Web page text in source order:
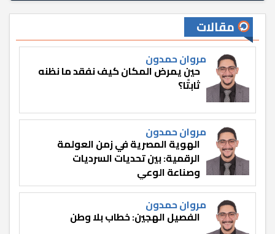
مقالات
مروان حمدون
حين يمرض المكان كيف نفقد ما نظنه
ثابتًا؟
مروان حمدون
الهوية المصرية في زمن العولمة
الرقمية: بين تحديات السرديات
وصناعة الوعي
مروان حمدون
الفصيل الهجين: خطاب بلا وطن